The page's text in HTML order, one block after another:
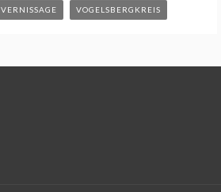
VERNISSAGE VOGELSBERGKREIS